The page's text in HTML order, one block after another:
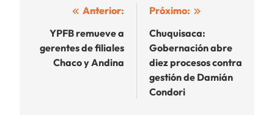
Navegación
entradas
Anterior:
YPFB remueve a
gerentes de filiales
Chaco y Andina
Próximo:
Chuquisaca:
Gobernación abre
diez procesos contra
gestión de Damián
Condori